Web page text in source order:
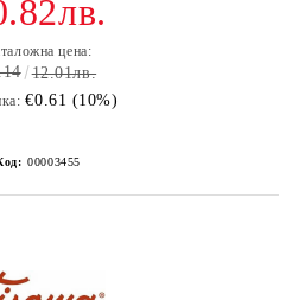
цена:
12.01лв.
€0.61 (10%)
00003455